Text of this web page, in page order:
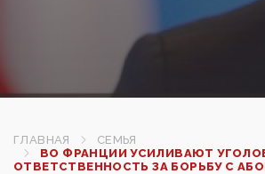
ГЛАВНАЯ
СЕМЬЯ
ВО ФРАНЦИИ УСИЛИВАЮТ
ОТВЕТСТВЕННОСТЬ ЗА БОРЬБУ С